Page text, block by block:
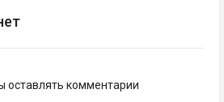
оставлять комментарии